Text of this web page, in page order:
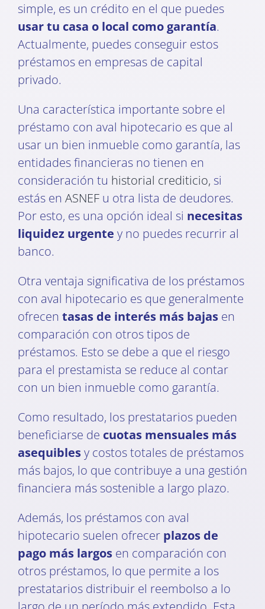
simple, es un crédito en el que puedes
usar tu casa o local como garantía.
Actualmente, puedes conseguir estos
préstamos en empresas de capital
privado.
Una característica importante sobre el
préstamo con aval hipotecario es que al
usar un bien inmueble como garantía, las
entidades financieras no tienen en
consideración tu historial crediticio, si
estás en ASNEFu otra lista de deudores.
Por esto, es una opción ideal si necesitas
liquidez urgente y no puedes recurrir al
banco.
Otra ventaja significativa de los préstamos
con aval hipotecario es que generalmente
ofrecen tasas de interés más bajasen
comparación con otros tipos de
préstamos. Esto se debe a que el riesgo
para el prestamista se reduce al contar
con un bien inmueble como garantía.
Como resultado, los prestatarios pueden
beneficiarse de cuotas mensuales más
asequiblesy costos totales de préstamos
más bajos, lo que contribuye a una gestión
financiera más sostenible a largo plazo.
Además, los préstamos con aval
hipotecario suelen ofrecer plazos de
pago más largos en comparación con
otros préstamos, lo que permite a los
prestatarios distribuir el reembolso a lo